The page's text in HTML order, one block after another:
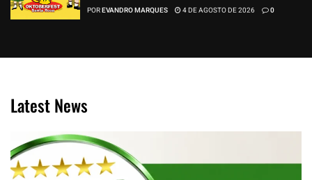
POREVANDRO MARQUES 4 DE AGOSTO DE 2026 0
Latest News